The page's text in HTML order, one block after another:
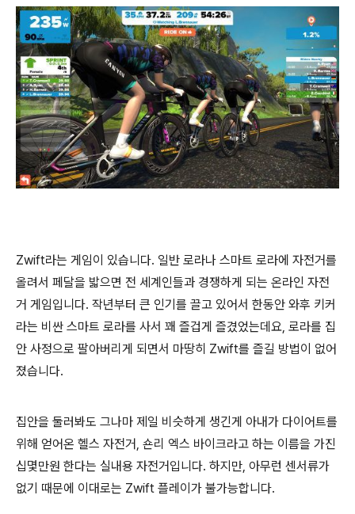
Zwift라는 게임이 있습니다. 일반 로라나 스마트 로라에 자전거를
올려서 페달을 밟으면 전 세계인들과 경쟁하게 되는 온라인 자전
거 게임입니다. 작년부터 큰 인기를 끌고 있어서 한동안 와후 키커
라는 비싼 스마트 로라를 사서 꽤 즐겁게 즐겼었는데요, 로라를 집
안 사정으로 팔아버리게 되면서 마땅히 Zwift를 즐길 방법이 없어
졌습니다.
집안을 둘러봐도 그나마 제일 비슷하게 생긴게 아내가 다이어트를
위해 얻어온 헬스 자전거, 숀리 엑스 바이크라고 하는 이름을 가진
십몇만원 한다는 실내용 자전거입니다. 하지만, 아무런 센서류가
없기 때문에 이대로는 Zwift 플레이가 불가능합니다.